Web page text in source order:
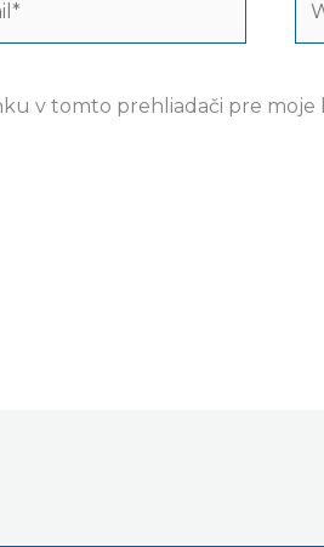
v tomto prehliadači pre